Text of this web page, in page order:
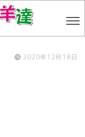
2020年12月18日